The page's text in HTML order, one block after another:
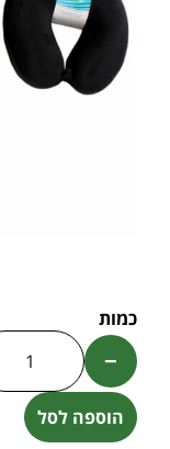
−
הוספה לסל